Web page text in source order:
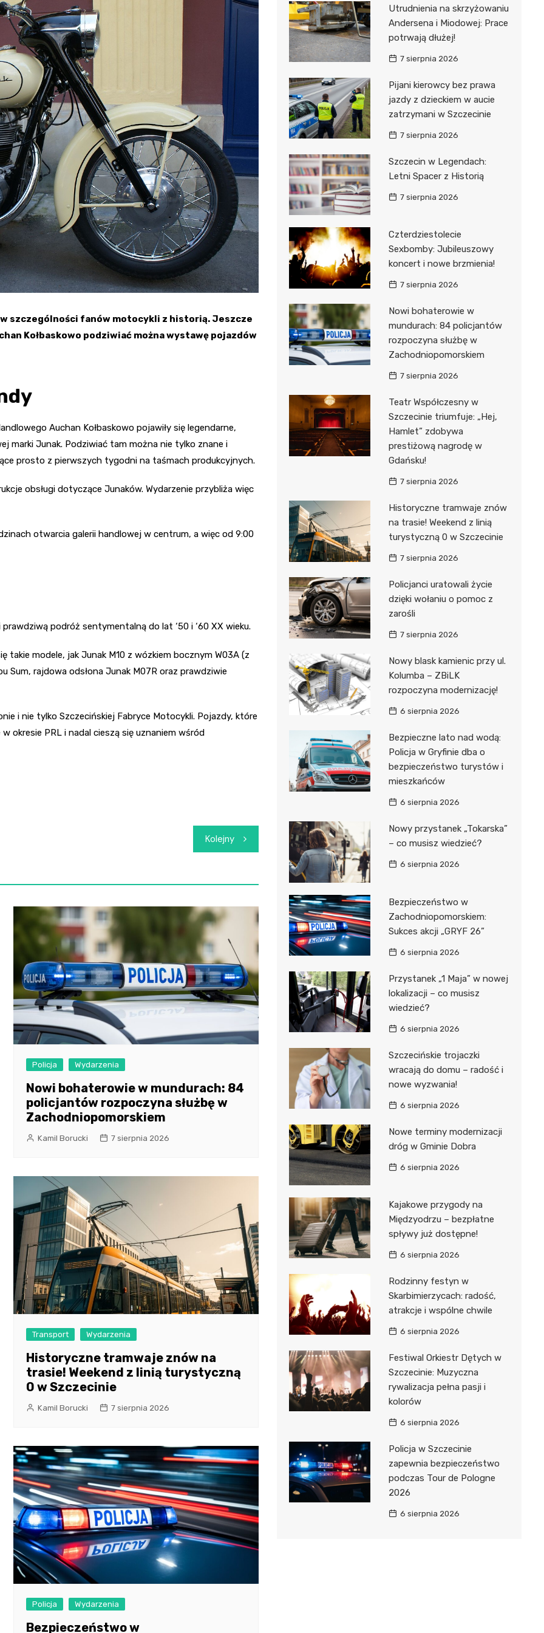
Sokołowskiego
Pomorskiej Akademii
Medycznej
Szpital Kliniczny nr 2
Specjalistyczny Szpital im.
A. Sokołowskiego
Samodzielny Publiczny
Wojewódzki Szpital
Zespolony im. M.
Skłodowskiej-Curi
szczególności fanów motocykli z historią. Jeszcze
Kołbaskowo podziwiać można wystawę pojazdów
Auchan Kołbaskowo pojawiły się legendarne,
marki Junak. Podziwiać tam można nie tylko znane i
prosto z pierwszych tygodni na taśmach produkcyjnych.
obsługi dotyczące Junaków. Wydarzenie przybliża więc
otwarcia galerii handlowej w centrum, a więc od 9:00
podróż sentymentalną do lat ‘50 i ‘60 XX wieku.
modele, jak Junak M10 z wózkiem bocznym W03A (z
Sum, rajdowa odsłona Junak M07R oraz prawdziwie
i nie tylko Szczecińskiej Fabryce Motocykli. Pojazdy, które
okresie PRL i nadal cieszą się uznaniem wśród
Kolejny
Policja Wydarzenia
Nowi bohaterowie w mundurach: 84
policjantów rozpoczyna służbę w
Zachodniopomorskiem
Kamil Borucki 7 sierpnia 2026
Transport Wydarzenia
Historyczne tramwaje znów na
trasie! Weekend z linią turystyczną
0 w Szczecinie
Kamil Borucki 7 sierpnia 2026
Policja Wydarzenia
Bezpieczeństwo w
Utrudnienia na skrzyżowaniu
Andersena i Miodowej: Prace
potrwają dłużej!
7 sierpnia 2026
Pijani kierowcy bez prawa
jazdy z dzieckiem w aucie
zatrzymani w Szczecinie
7 sierpnia 2026
Szczecin w Legendach:
Letni Spacer z Historią
7 sierpnia 2026
Czterdziestolecie
Sexbomby: Jubileuszowy
koncert i nowe brzmienia!
7 sierpnia 2026
Nowi bohaterowie w
mundurach: 84 policjantów
rozpoczyna służbę w
Zachodniopomorskiem
7 sierpnia 2026
Teatr Współczesny w
Szczecinie triumfuje: „Hej,
Hamlet” zdobywa
prestiżową nagrodę w
Gdańsku!
7 sierpnia 2026
Historyczne tramwaje znów
na trasie! Weekend z linią
turystyczną 0 w Szczecinie
7 sierpnia 2026
Policjanci uratowali życie
dzięki wołaniu o pomoc z
zarośli
7 sierpnia 2026
Nowy blask kamienic przy ul.
Kolumba – ZBiLK
rozpoczyna modernizację!
6 sierpnia 2026
Bezpieczne lato nad wodą:
Policja w Gryfinie dba o
bezpieczeństwo turystów i
mieszkańców
6 sierpnia 2026
Nowy przystanek „Tokarska”
– co musisz wiedzieć?
6 sierpnia 2026
Bezpieczeństwo w
Zachodniopomorskiem:
Sukces akcji „GRYF 26”
6 sierpnia 2026
Przystanek „1 Maja” w nowej
lokalizacji – co musisz
wiedzieć?
6 sierpnia 2026
Szczecińskie trojaczki
wracają do domu – radość i
nowe wyzwania!
6 sierpnia 2026
Nowe terminy modernizacji
dróg w Gminie Dobra
6 sierpnia 2026
Kajakowe przygody na
Międzyodrzu – bezpłatne
spływy już dostępne!
6 sierpnia 2026
Rodzinny festyn w
Skarbimierzycach: radość,
atrakcje i wspólne chwile
6 sierpnia 2026
Festiwal Orkiestr Dętych w
Szczecinie: Muzyczna
rywalizacja pełna pasji i
kolorów
6 sierpnia 2026
Policja w Szczecinie
zapewnia bezpieczeństwo
podczas Tour de Pologne
2026
6 sierpnia 2026